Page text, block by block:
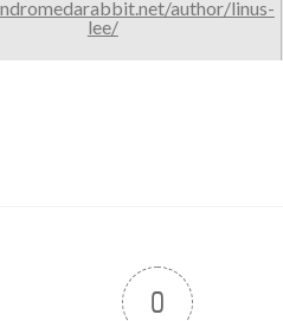
author/linus-
lee/
0